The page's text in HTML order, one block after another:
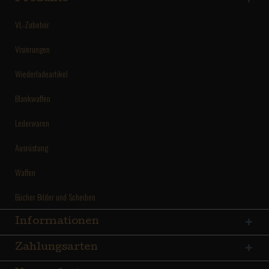
VL-Zubehör
Visierungen
Wiederladeartikel
Blankwaffen
Lederwaren
Ausrüstung
Waffen
Bücher Bilder und Scheiben
Informationen
Zahlungsarten